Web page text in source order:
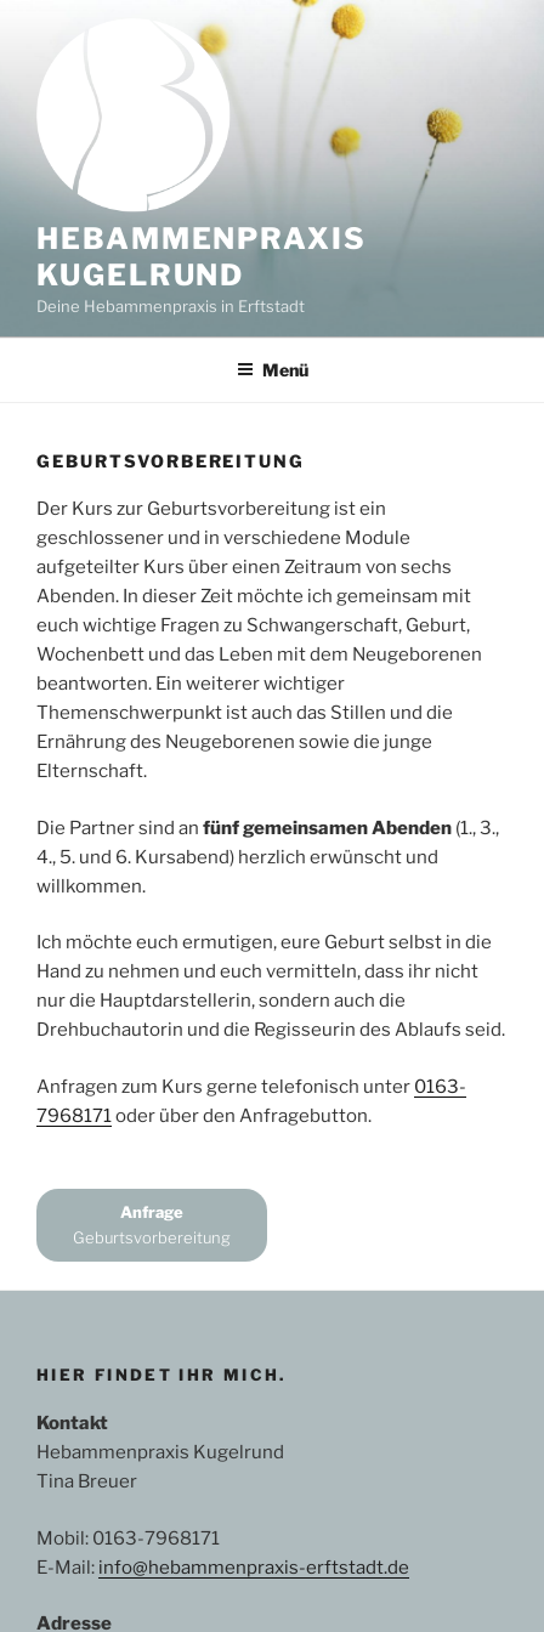
HEBAMMENPRAXIS
KUGELRUND
Deine Hebammenpraxis in Erftstadt
Menü
GEBURTSVORBEREITUNG
Der Kurs zur Geburtsvorbereitung ist ein
geschlossener und in verschiedene Module
aufgeteilter Kurs über einen Zeitraum von sechs
Abenden. In dieser Zeit möchte ich gemeinsam mit
euch wichtige Fragen zu Schwangerschaft, Geburt,
Wochenbett und das Leben mit dem Neugeborenen
beantworten. Ein weiterer wichtiger
Themenschwerpunkt ist auch das Stillen und die
Ernährung des Neugeborenen sowie die junge
Elternschaft.
Die Partner sind an fünf gemeinsamen Abenden (1., 3.,
4., 5. und 6. Kursabend) herzlich erwünscht und
willkommen.
Ich möchte euch ermutigen, eure Geburt selbst in die
Hand zu nehmen und euch vermitteln, dass ihr nicht
nur die Hauptdarstellerin, sondern auch die
Drehbuchautorin und die Regisseurin des Ablaufs seid.
Anfragen zum Kurs gerne telefonisch unter 0163-
7968171 oder über den Anfragebutton.
Anfrage
Geburtsvorbereitung
HIER FINDET IHR MICH.
Kontakt
Hebammenpraxis Kugelrund
Tina Breuer
Mobil: 0163-7968171
E-Mail: info@hebammenpraxis-erftstadt.de
Adresse